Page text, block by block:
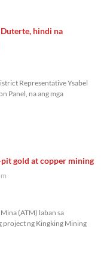
hindi na
Representative Ysabel
Panel, na ang mga
pit gold at copper mining
(ATM) laban sa
project ng Kingking Mining